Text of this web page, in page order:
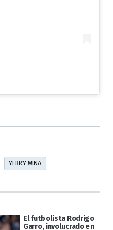
YERRY MINA
El futbolista Rodrigo
Garro, involucrado en